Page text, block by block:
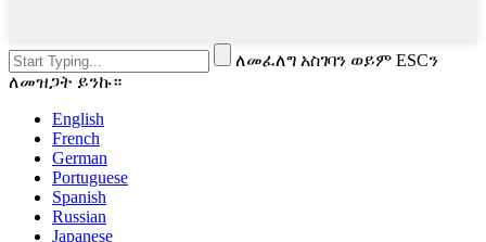
ለመፈለግ አስገባን ወይም ESCን
ለመዝጋት ይንኩ።
English
French
German
Portuguese
Spanish
Russian
Japanese